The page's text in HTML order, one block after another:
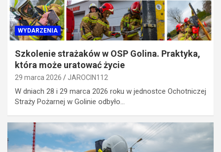
WYDARZENIA
Szkolenie strażaków w OSP Golina. Praktyka,
która może uratować życie
29 marca 2026 JAROCIN112
W dniach 28 i 29 marca 2026 roku w jednostce Ochotniczej
Straży Pożarnej w Golinie odbyło…